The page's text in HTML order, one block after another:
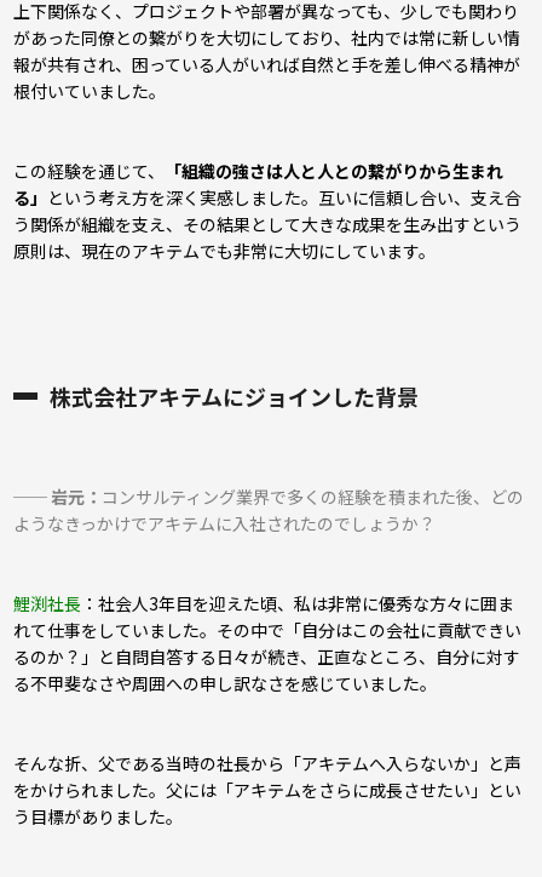
上下関係なく、プロジェクトや部署が異なっても、少しでも関わり
があった同僚との繋がりを大切にしており、社内では常に新しい情
報が共有され、困っている人がいれば自然と手を差し伸べる精神が
根付いていました。
この経験を通じて、
「組織の強さは人と人との繋がりから生まれ
る」 という考え方を深く実感しました。互いに信頼し合い、支え合
う関係が組織を支え、その結果として大きな成果を生み出すという
原則は、現在のアキテムでも非常に大切にしています。
株式会社アキテムにジョインした背景
── 岩元： コンサルティング業界で多くの経験を積まれた後、どの
ようなきっかけでアキテムに入社されたのでしょうか？
鯉渕社長 ：社会人3年目を迎えた頃、私は非常に優秀な方々に囲ま
れて仕事をしていました。その中で「自分はこの会社に貢献できい
るのか？」と自問自答する日々が続き、正直なところ、自分に対す
る不甲斐なさや周囲への申し訳なさを感じていました。
そんな折、父である当時の社長から「アキテムへ入らないか」と声
をかけられました。父には「アキテムをさらに成長させたい」とい
う目標がありました。